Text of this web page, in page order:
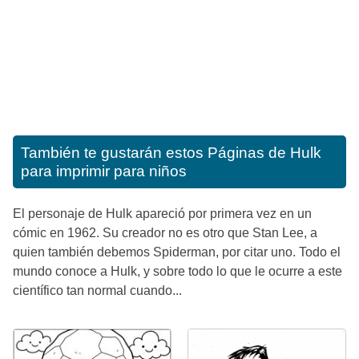
También te gustarán estos Páginas de Hulk
para imprimir para niños
El personaje de Hulk apareció por primera vez en un
cómic en 1962. Su creador no es otro que Stan Lee, a
quien también debemos Spiderman, por citar uno. Todo el
mundo conoce a Hulk, y sobre todo lo que le ocurre a este
científico tan normal cuando...